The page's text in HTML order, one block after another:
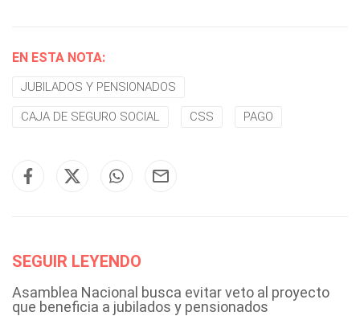
EN ESTA NOTA:
JUBILADOS Y PENSIONADOS
CAJA DE SEGURO SOCIAL CSS PAGO
SEGUIR LEYENDO
Asamblea Nacional busca evitar veto al proyecto
que beneficia a jubilados y pensionados